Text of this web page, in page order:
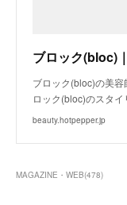
ブロック(bloc)の美
ロック(bloc)のスタ
beauty.hotpepper.jp
MAGAZINE・WEB(478)